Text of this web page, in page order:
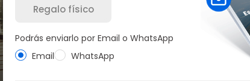
Regalo físico
Podrás enviarlo por Email o WhatsApp
Email
WhatsApp